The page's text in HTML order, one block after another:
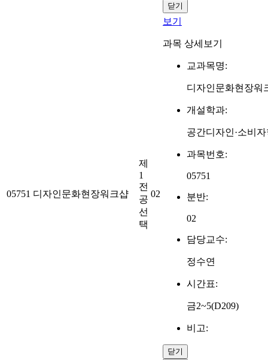
닫기
05751 디자인문화현장워크샵
제
1
전
공
선
택
02
보기
과목 상세보기
교과목명:
디자인문화현장워
개설학과:
공간디자인·소비
과목번호:
05751
분반:
02
담당교수:
정수연
시간표:
금2~5(D209)
비고:
닫기